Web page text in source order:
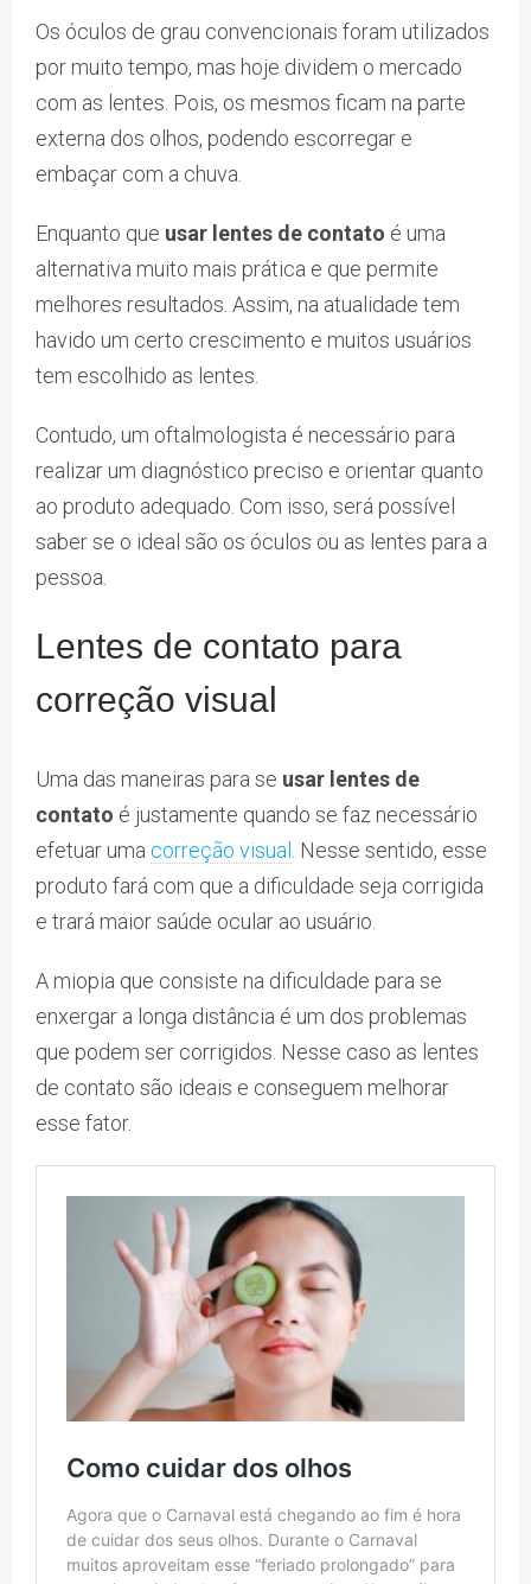
Os óculos de grau convencionais foram utilizados
por muito tempo, mas hoje dividem o mercado
com as lentes. Pois, os mesmos ficam na parte
externa dos olhos, podendo escorregar e
embaçar com a chuva.
Enquanto que usar lentes de contato é uma
alternativa muito mais prática e que permite
melhores resultados. Assim, na atualidade tem
havido um certo crescimento e muitos usuários
tem escolhido as lentes.
Contudo, um oftalmologista é necessário para
realizar um diagnóstico preciso e orientar quanto
ao produto adequado. Com isso, será possível
saber se o ideal são os óculos ou as lentes para a
pessoa.
Lentes de contato para
correção visual
Uma das maneiras para se usar lentes de
contato é justamente quando se faz necessário
efetuar uma correção visual . Nesse sentido, esse
produto fará com que a dificuldade seja corrigida
e trará maior saúde ocular ao usuário.
A miopia que consiste na dificuldade para se
enxergar a longa distância é um dos problemas
que podem ser corrigidos. Nesse caso as lentes
de contato são ideais e conseguem melhorar
esse fator.